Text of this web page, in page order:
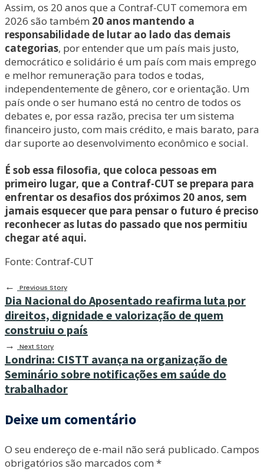
Assim, os 20 anos que a Contraf-CUT comemora em
2026 são também 20 anos mantendo a
responsabilidade de lutar ao lado das demais
categorias, por entender que um país mais justo,
democrático e solidário é um país com mais emprego
e melhor remuneração para todos e todas,
independentemente de gênero, cor e orientação. Um
país onde o ser humano está no centro de todos os
debates e, por essa razão, precisa ter um sistema
financeiro justo, com mais crédito, e mais barato, para
dar suporte ao desenvolvimento econômico e social.
É sob essa filosofia, que coloca pessoas em
primeiro lugar, que a Contraf-CUT se prepara para
enfrentar os desafios dos próximos 20 anos, sem
jamais esquecer que para pensar o futuro é preciso
reconhecer as lutas do passado que nos permitiu
chegar até aqui.
Fonte: Contraf-CUT
←
Previous Story
Dia Nacional do Aposentado reafirma luta por
direitos, dignidade e valorização de quem
construiu o país
→ Next Story
Londrina: CISTT avança na organização de
Seminário sobre notificações em saúde do
trabalhador
Deixe um comentário
O seu endereço de e-mail não será publicado. Campos
obrigatórios são marcados com *